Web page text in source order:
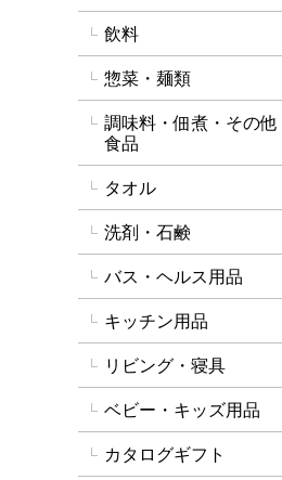
飲料
惣菜・麺類
調味料・佃煮・その他
食品
タオル
洗剤・石鹸
バス・ヘルス用品
キッチン用品
リビング・寝具
ベビー・キッズ用品
カタログギフト